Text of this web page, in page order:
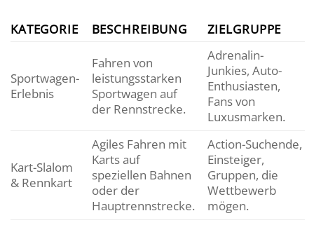
KATEGORIE BESCHREIBUNG ZIELGRUPPE
Sportwagen-
Erlebnis
Fahren von
leistungsstarken
Sportwagen auf
der Rennstrecke.
Adrenalin-
Junkies, Auto-
Enthusiasten,
Fans von
Luxusmarken.
Kart-Slalom
& Rennkart
Agiles Fahren mit
Karts auf
speziellen Bahnen
oder der
Hauptrennstrecke.
Action-Suchende,
Einsteiger,
Gruppen, die
Wettbewerb
mögen.